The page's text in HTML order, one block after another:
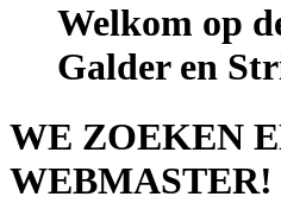
Welkom op
Galder en
WE ZOEKEN
WEBMASTER!